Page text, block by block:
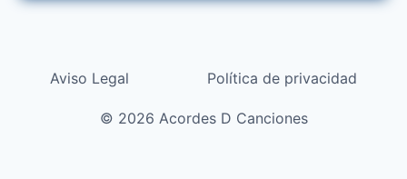
–
BEYONCE
Aviso Legal Política de privacidad
© 2026 Acordes D Canciones